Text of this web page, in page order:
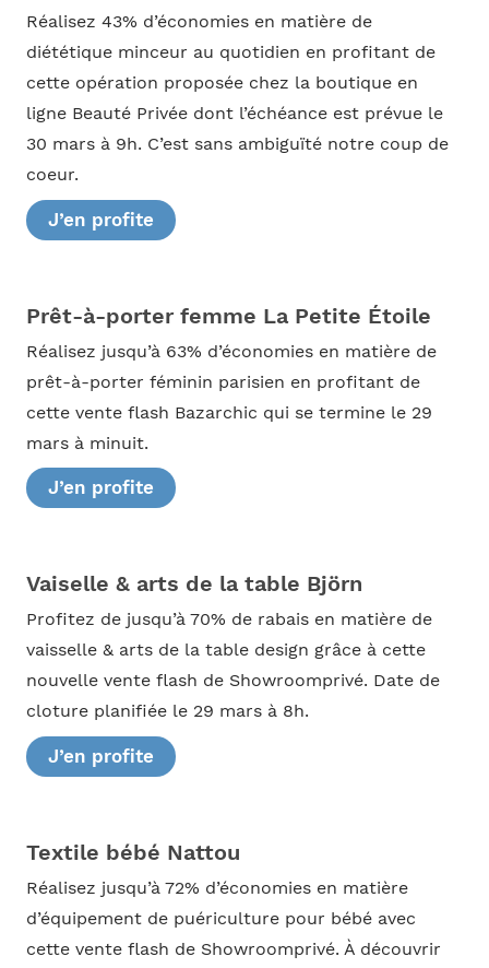
Réalisez 43% d’économies en matière de
diététique minceur au quotidien en profitant de
cette opération proposée chez la boutique en
ligne Beauté Privée dont l’échéance est prévue le
30 mars à 9h. C’est sans ambiguïté notre coup de
coeur.
J’en profite
Prêt-à-porter femme La Petite Étoile
Réalisez jusqu’à 63% d’économies en matière de
prêt-à-porter féminin parisien en profitant de
cette vente flash Bazarchic qui se termine le 29
mars à minuit.
J’en profite
Vaiselle & arts de la table Björn
Profitez de jusqu’à 70% de rabais en matière de
vaisselle & arts de la table design grâce à cette
nouvelle vente flash de Showroomprivé. Date de
cloture planifiée le 29 mars à 8h.
J’en profite
Textile bébé Nattou
Réalisez jusqu’à 72% d’économies en matière
d’équipement de puériculture pour bébé avec
cette vente flash de Showroomprivé. À découvrir